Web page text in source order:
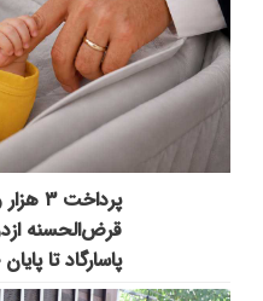
قرض‌الحسنه
پاسارگاد تا پایان